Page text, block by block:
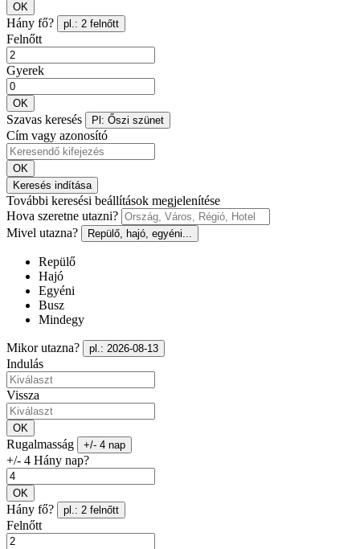
OK
Hány fő? pl.: 2 felnőtt
Felnőtt
Gyerek
OK
Szavas keresés Pl: Őszi szünet
Cím vagy azonosító
OK
Keresés indítása
További keresési beállítások megjelenítése
Hova szeretne utazni?
Mivel utazna?
Repülő, hajó, egyéni...
Repülő
Hajó
Egyéni
Busz
Mindegy
Mikor utazna? pl.: 2026-08-13
Indulás
Vissza
OK
Rugalmasság +/- 4 nap
+/- 4 Hány nap?
OK
Hány fő? pl.: 2 felnőtt
Felnőtt